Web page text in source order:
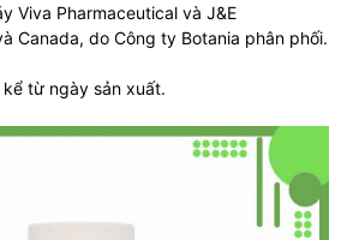
Viva Pharmaceutical và J&E
Canada, do Công ty Botania phân phối.
từ ngày sản xuất.